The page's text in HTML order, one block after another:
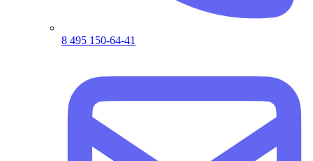
8 495 150-64-41